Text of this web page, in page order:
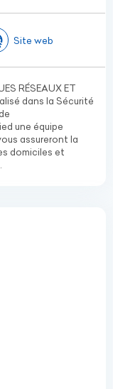
Site web
RÉSEAUX ET
dans la Sécurité
une équipe
assureront la
domiciles et